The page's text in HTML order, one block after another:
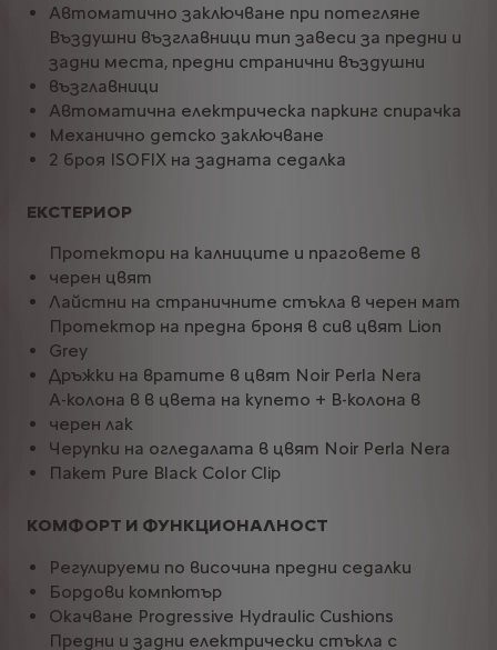
Автоматично заключване при потегляне
Въздушни възглавници тип завеси за предни и
задни места, предни странични въздушни
възглавници
Автоматична електрическа паркинг спирачка
Механично детско заключване
2 броя ISOFIX на задната седалка
ЕКСТЕРИОР
Протектори на калниците и праговете в
черен цвят
Лайстни на страничните стъкла в черен мат
Протектор на предна броня в сив цвят Lion
Grey
Дръжки на вратите в цвят Noir Perla Nera
A-колона в в цвета на купето + B-колона в
черен лак
Черупки на огледалата в цвят Noir Perla Nera
Пакет Pure Black Color Clip
КОМФОРТ И ФУНКЦИОНАЛНОСТ
Регулируеми по височина предни седалки
Бордови компютър
Окачване Progressive Hydraulic Cushions
Предни и задни електрически стъкла с